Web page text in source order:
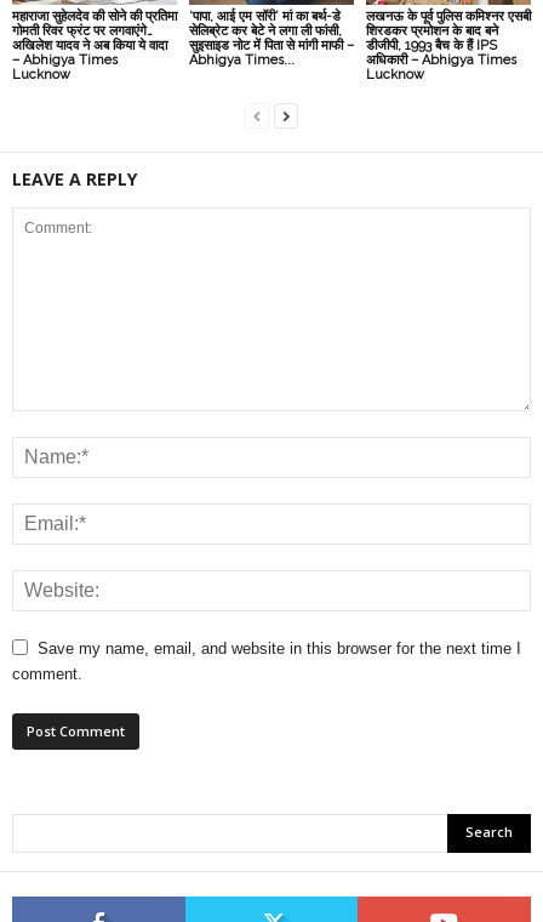
महाराजा सुहेलदेव की सोने की प्रतिमा
गोमती रिवर फ्रंट पर लगवाएंगे…
अखिलेश यादव ने अब किया ये वादा
– Abhigya Times
Lucknow
‘पापा, आई एम सॉरी’ मां का बर्थ-डे
सेलिब्रेट कर बेटे ने लगा ली फांसी,
सुइसाइड नोट में पिता से मांगी माफी –
Abhigya Times...
लखनऊ के पूर्व पुलिस कमिश्नर एसबी
शिरडकर प्रमोशन के बाद बने
डीजीपी, 1993 बैच के हैं IPS
अधिकारी – Abhigya Times
Lucknow
LEAVE A REPLY
Save my name, email, and website in this browser for the next time I
comment.